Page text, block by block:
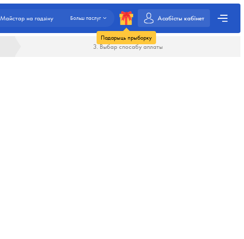
Майстар на гадзіну Больш паслуг
Падарыць прыборку
Асабісты кабінет
3. Выбар спосабу аплаты